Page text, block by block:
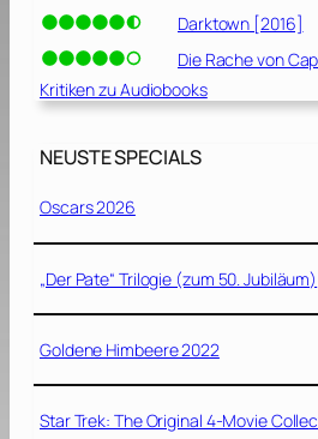
Darktown [2016]
Die Rache von
Kritiken zu Audiobooks
NEUSTE SPECIALS
Oscars 2026
„Der Pate“ Trilogie (zum 50. Jubiläum)
Goldene Himbeere 2022
Star Trek: The Original 4-Movie